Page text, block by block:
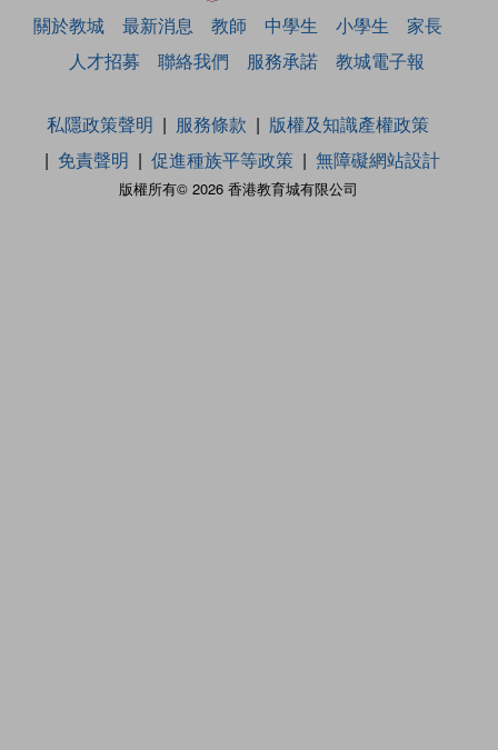
關於教城 最新消息 教師 中學生 小學生
家長
人才招募
聯絡我們 服務承諾 教城電子報
版權所有© 2026 香港教育城有限公司
私隱政策聲明 服務條款
版權及知識產權政策
免責聲明
促進種族平等政策 無障礙網站設計